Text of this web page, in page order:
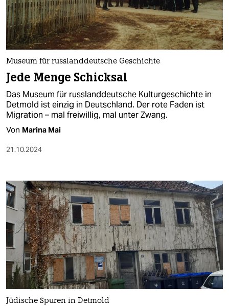
nord
wahrheit
verlag
verlag
veranstaltungen
shop
fragen & hilfe
abo
genossenschaft
epaper login
Museum für russlanddeutsche Geschichte
Jede Menge Schicksal
Das Museum für russlanddeutsche Kulturgeschichte in
Detmold ist einzig in Deutschland. Der rote Faden ist
Migration – mal freiwillig, mal unter Zwang.
Von Marina Mai
21.10.2024
Jüdische Spuren in Detmold